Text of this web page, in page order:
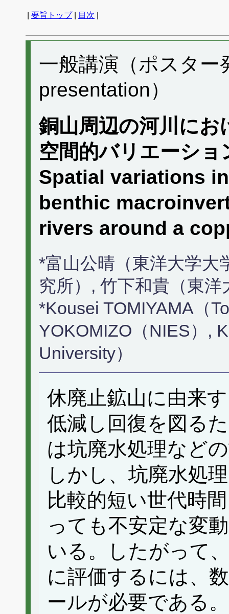
要旨トップ| 目次
一般講演（ポスタ
presentation）
銅山周辺の河川にお
空間的バリエーショ
Spatial variations
benthic
rivers around a
*富山公晴（東洋大学大
究所）, 竹下和貴（東洋
*Kousei TOMIYAMA（
YOKOMIZO（NIES）,
University）
休廃止鉱山に由来
低減し回復を図る
は坑廃水処理など
しかし、坑廃水処
比較的短い世代時
っても不安定な変
いる。したがって
に評価するには、
ールが必要である